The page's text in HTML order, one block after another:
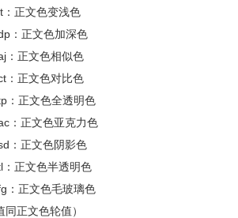
正文色变浅色
：正文色加深色
：正文色相似色
：正文色对比色
：正文色全透明色
：正文色亚克力色
：正文色阴影色
正文色半透明色
：正文色毛玻璃色
正文色轮值）